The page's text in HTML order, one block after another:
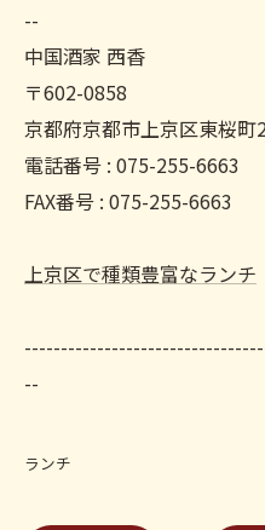
--
中国酒家 西香
〒602-0858
京都府京都市上京区東桜町
電話番号 : 075-255-6663
FAX番号 : 075-255-6663
上京区で種類豊富なランチ
--
ランチ